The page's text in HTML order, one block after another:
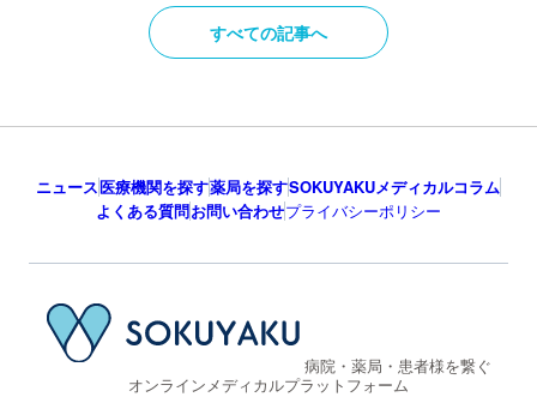
すべての記事へ
ニュース医療機関を探す薬局を探すSOKUYAKUメディカルコラム
よくある質問お問い合わせプライバシーポリシー
病院・薬局・患者様を繋ぐ
オンラインメディカルプラットフォーム